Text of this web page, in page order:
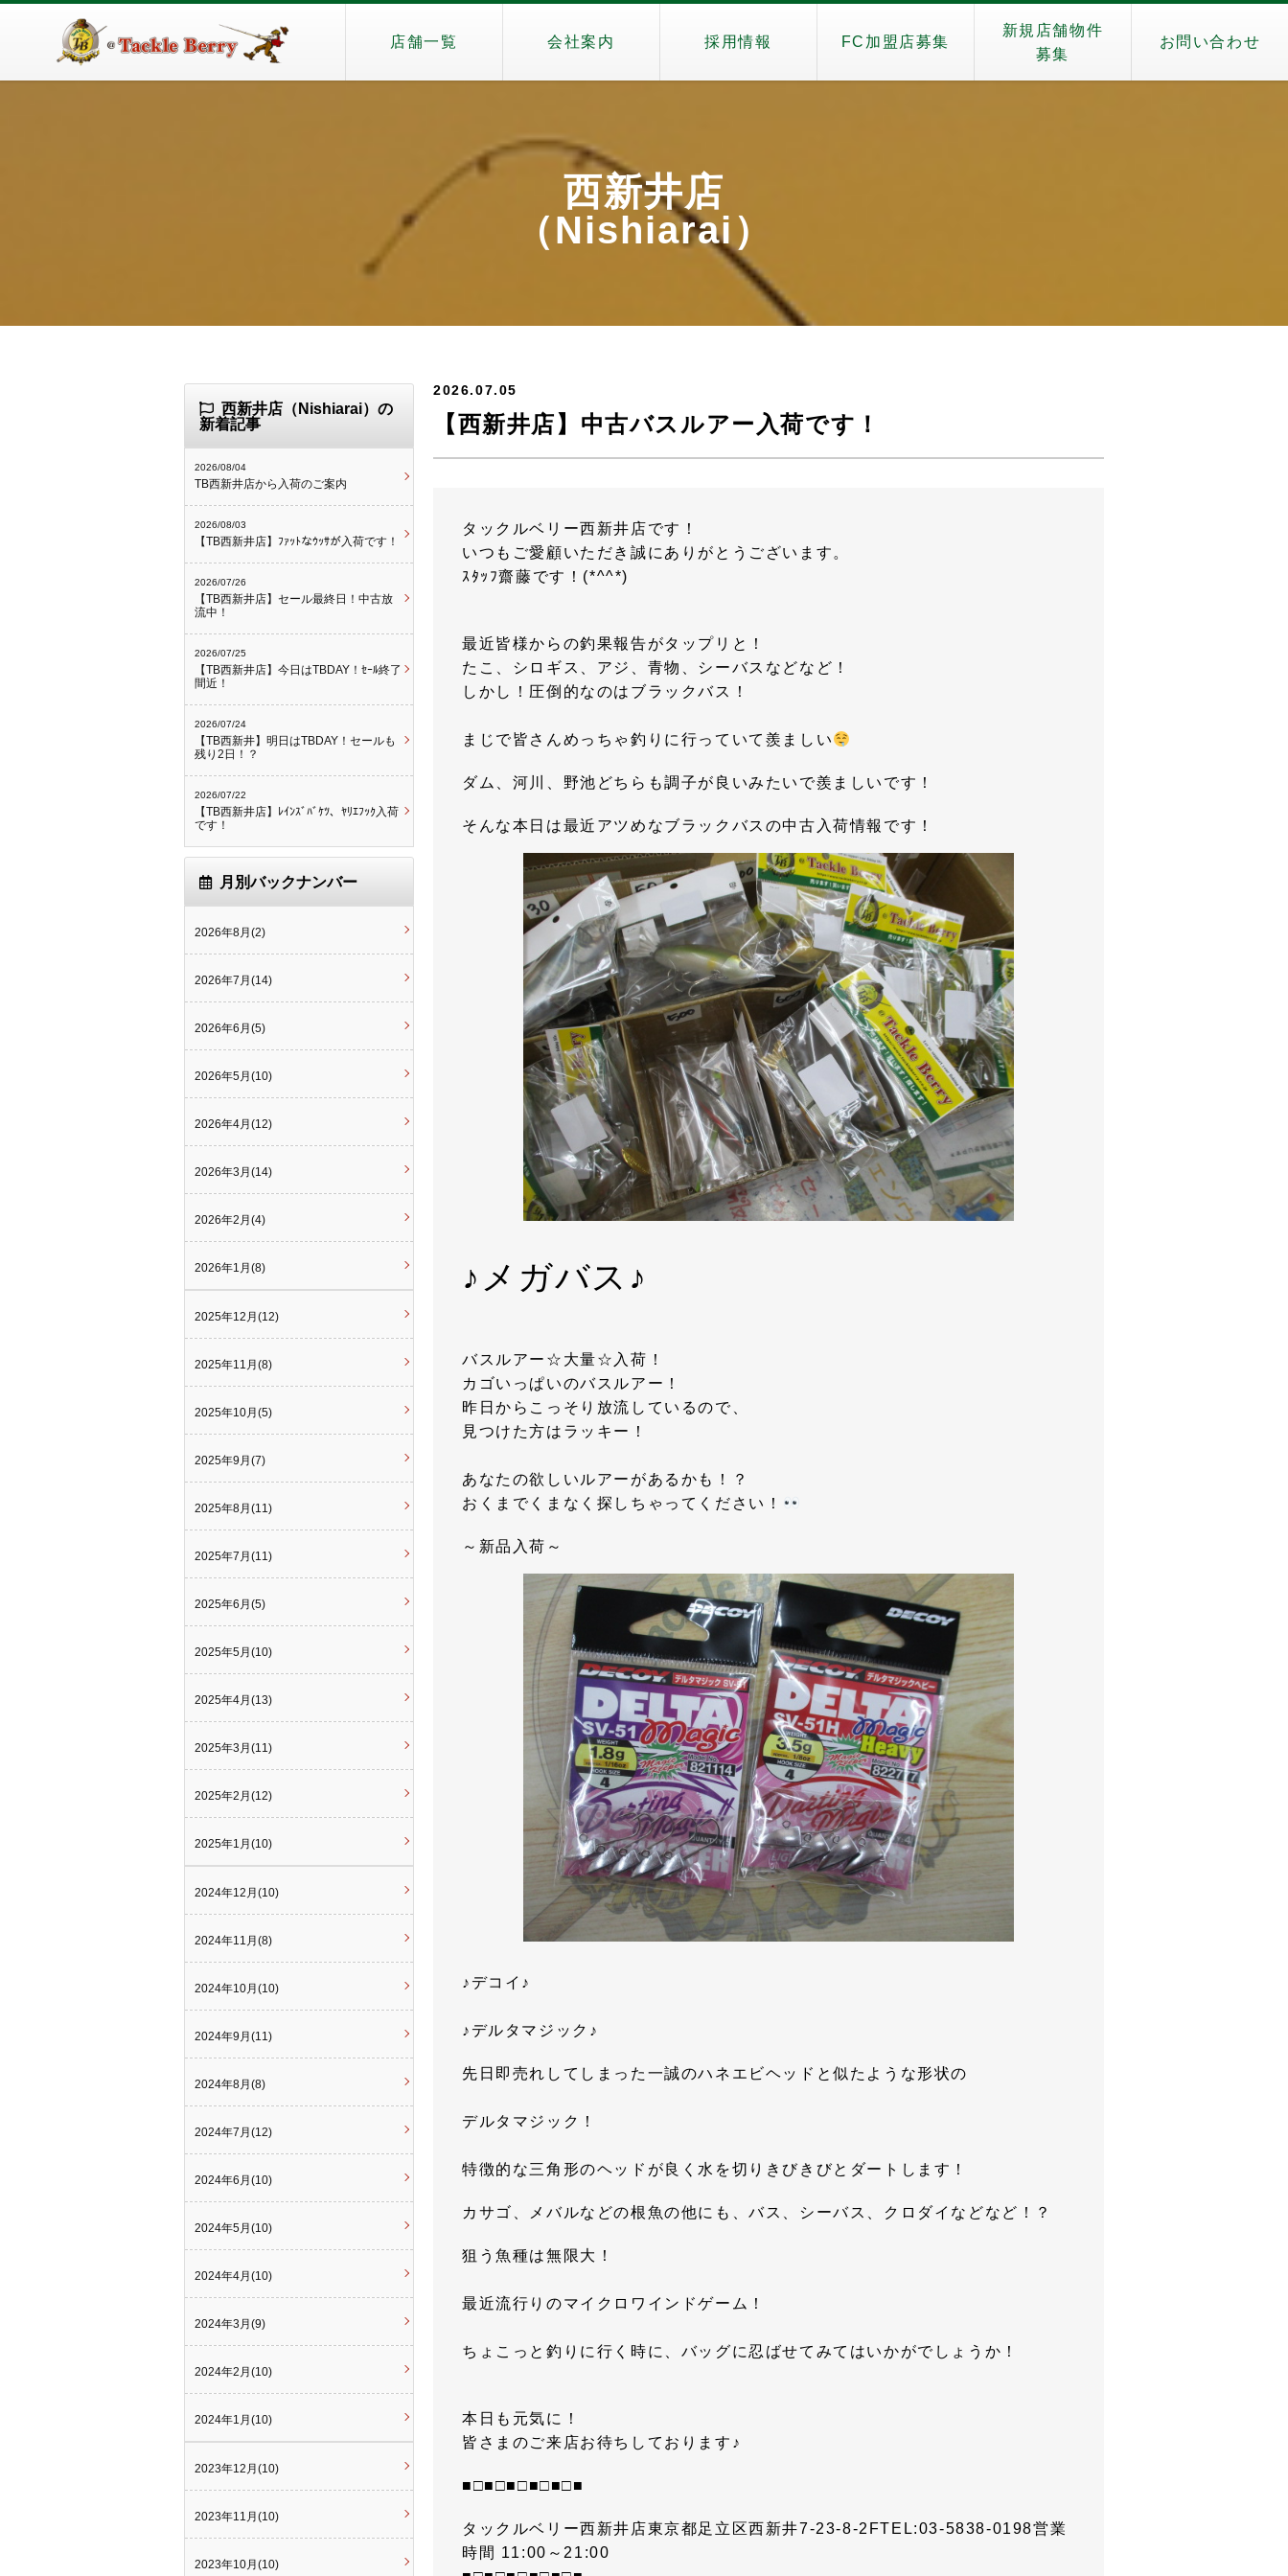
店舗一覧 会社案内 採用情報 FC加盟店募集
新規店舗物件
募集
お問い合わせ
西新井店
（Nishiarai）
2026.07.05
【西新井店】中古バスルアー入荷です！
タックルベリー西新井店です！
いつもご愛顧いただき誠にありがとうございます。
ｽﾀｯﾌ齋藤です！(*^^*)
最近皆様からの釣果報告がタップリと！
たこ、シロギス、アジ、青物、シーバスなどなど！
しかし！圧倒的なのはブラックバス！
まじで皆さんめっちゃ釣りに行っていて羨ましい
ダム、河川、野池どちらも調子が良いみたいで羨ましいです！
そんな本日は最近アツめなブラックバスの中古入荷情報です！
♪メガバス♪
バスルアー☆大量☆入荷！
カゴいっぱいのバスルアー！
昨日からこっそり放流しているので、
見つけた方はラッキー！
あなたの欲しいルアーがあるかも！？
おくまでくまなく探しちゃってください！
～新品入荷～
♪デコイ♪
♪デルタマジック♪
先日即売れしてしまった一誠のハネエビヘッドと似たような形状の
デルタマジック！
特徴的な三角形のヘッドが良く水を切りきびきびとダートします！
カサゴ、メバルなどの根魚の他にも、バス、シーバス、クロダイなどなど！？
狙う魚種は無限大！
最近流行りのマイクロワインドゲーム！
ちょこっと釣りに行く時に、バッグに忍ばせてみてはいかがでしょうか！
本日も元気に！
皆さまのご来店お待ちしております♪
■□■□■□■□■□■
タックルベリー西新井店東京都足立区西新井7-23-8-2FTEL:03-5838-0198営業
時間 11:00～21:00
西新井店（Nishiarai）の
新着記事
2026/08/04
TB西新井店から入荷のご案内
2026/08/03
【TB西新井店】ﾌｧｯﾄなｳｯｻが入荷です！
2026/07/26
【TB西新井店】セール最終日！中古放
流中！
2026/07/25
【TB西新井店】今日はTBDAY！ｾｰﾙ終了
間近！
2026/07/24
【TB西新井】明日はTBDAY！セールも
残り2日！？
2026/07/22
【TB西新井店】ﾚｲﾝｽﾞﾊﾞｹﾂ、ﾔﾘｴﾌｯｸ入荷
です！
月別バックナンバー
2026年8月(2)
2026年7月(14)
2026年6月(5)
2026年5月(10)
2026年4月(12)
2026年3月(14)
2026年2月(4)
2026年1月(8)
2025年12月(12)
2025年11月(8)
2025年10月(5)
2025年9月(7)
2025年8月(11)
2025年7月(11)
2025年6月(5)
2025年5月(10)
2025年4月(13)
2025年3月(11)
2025年2月(12)
2025年1月(10)
2024年12月(10)
2024年11月(8)
2024年10月(10)
2024年9月(11)
2024年8月(8)
2024年7月(12)
2024年6月(10)
2024年5月(10)
2024年4月(10)
2024年3月(9)
2024年2月(10)
2024年1月(10)
2023年12月(10)
2023年11月(10)
2023年10月(10)